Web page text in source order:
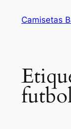
Camisetas